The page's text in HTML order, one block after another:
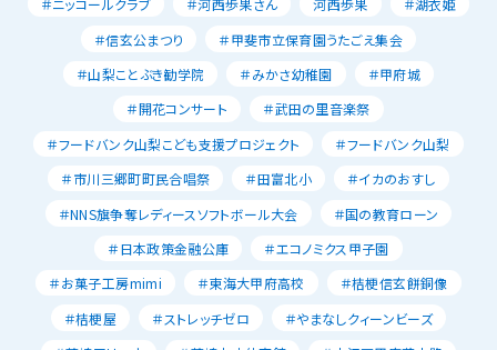
＃ニッコールクラブ
＃河西歩果さん 河西歩果
＃湖衣姫
＃信玄公まつり
＃甲斐市立保育園うたごえ集会
＃山梨ことぶき勧学院
＃みかさ幼稚園
＃甲府城
＃開花コンサート
＃武田の里音楽祭
＃フードバンク山梨こども支援プロジェクト
＃フードバンク山梨
＃市川三郷町町民合唱祭
＃田富北小
＃イカのおすし
＃NNS旗争奪レディースソフトボール大会
＃国の教育ローン
＃日本政策金融公庫
＃エコノミクス甲子園
＃お菓子工房mimi
＃東海大甲府高校
＃桔梗信玄餅銅像
＃桔梗屋
＃ストレッチゼロ
＃やまなしクィーンビーズ